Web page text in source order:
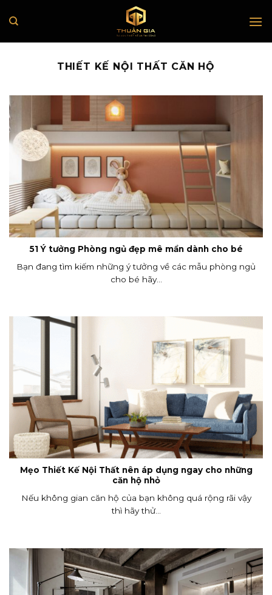
to
THIẾT KẾ NỘI THẤT CĂN HỘ
51 Ý tưởng Phòng ngủ đẹp mê mẩn dành cho bé
Bạn đang tìm kiếm những ý tưởng về các mẫu phòng ngủ
cho bé hãy...
Mẹo Thiết Kế Nội Thất nên áp dụng ngay cho những
căn hộ nhỏ
Nếu không gian căn hộ của bạn không quá rộng rãi vậy
thì hãy thử...